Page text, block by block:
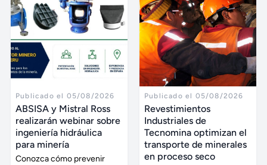
Publicado el 05/08/2026
ABSISA y Mistral Ross
realizarán webinar sobre
ingeniería hidráulica
para minería
Conozca cómo prevenir
Publicado el 05/08/2026
Revestimientos
Industriales de
Tecnomina optimizan el
transporte de minerales
en proceso seco